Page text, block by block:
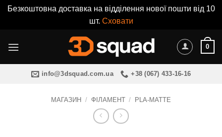
Безкоштовна доставка на відділення нової пошти від 10
шт. Сховати
0
info@3dsquad.com.ua +38 (067) 433-16-16
МАГАЗИН / ФІЛАМЕНТ / PLA-MATTE